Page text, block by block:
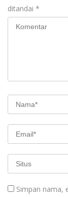
ditandai *
Simpan nama,